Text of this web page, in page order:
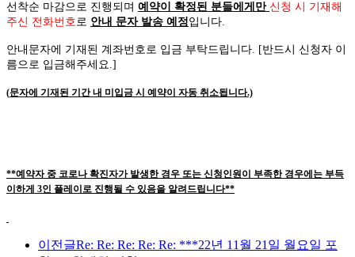
선착순 마감으로 진행되며 예약이 확정된 분들에게만 신청 시 기재해
주신 전화번호로 안내 문자 발송 예정입니다.
안내문자에 기재된 계좌번호로 입금 부탁드립니다. [반드시 신청자 이
름으로 입금해주세요.]
(문자에 기재된 기간 내 미입금 시 예약이 자동 취소됩니다.)
**예약자 중 코로나 확진자가 발생한 경우 또는 신청인원이 부족한 경우에는 부득
이하게 3인 플레이로 진행될 수 있음을 알려드립니다**
이전글Re: Re: Re: Re: Re: ***22년 11월 21일 월요일 포